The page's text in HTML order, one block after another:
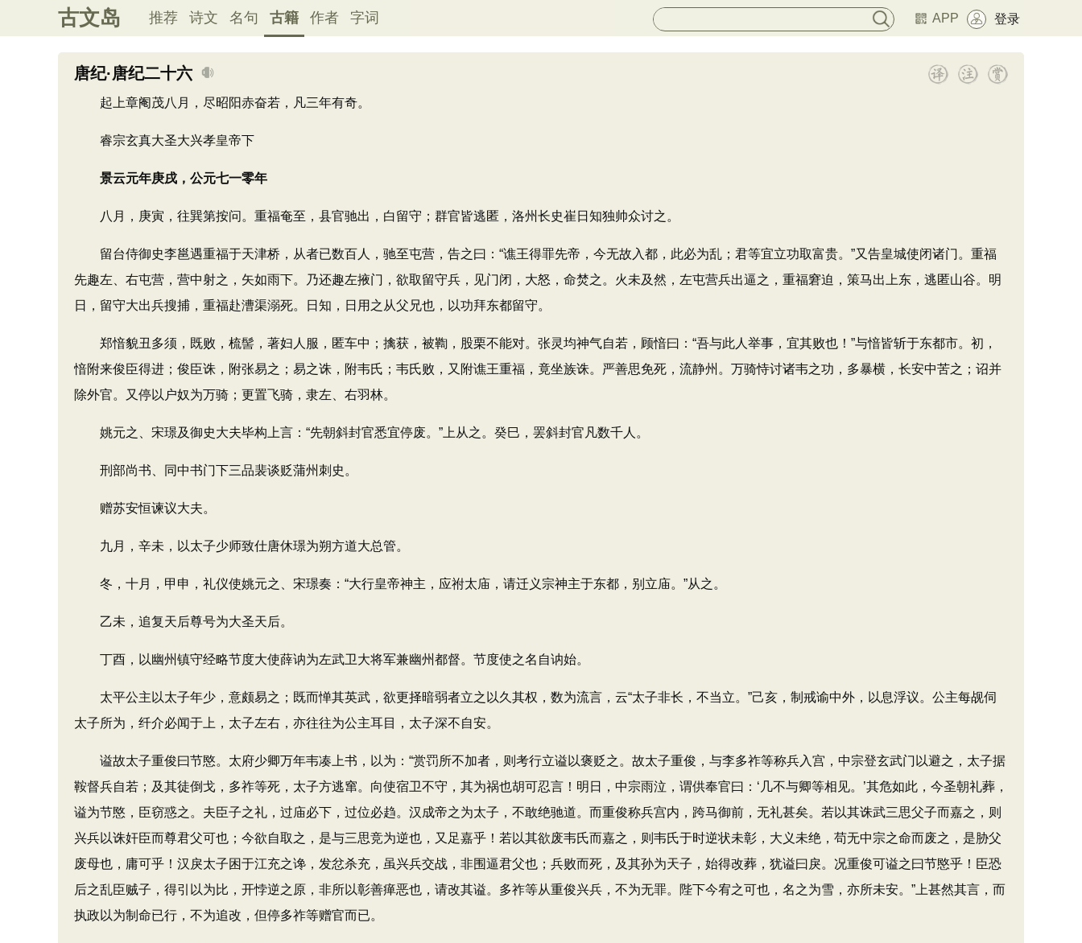
古文岛 推荐 诗文 名句 古籍 作者 字词 APP 登录
唐纪·唐纪二十六
起上章阉茂八月，尽昭阳赤奋若，凡三年有奇。
睿宗玄真大圣大兴孝皇帝下
景云元年庚戌，公元七一零年
八月，庚寅，往巽第按问。重福奄至，县官驰出，白留守；群官皆逃匿，洛州长史崔日知独帅众讨之。
留台侍御史李邕遇重福于天津桥，从者已数百人，驰至屯营，告之曰：“谯王得罪先帝，今无故入都，此必为乱；君等宜立功取富贵。”又告皇城使闭诸门。重福
先趣左、右屯营，营中射之，矢如雨下。乃还趣左掖门，欲取留守兵，见门闭，大怒，命焚之。火未及然，左屯营兵出逼之，重福窘迫，策马出上东，逃匿山谷。明
日，留守大出兵搜捕，重福赴漕渠溺死。日知，日用之从父兄也，以功拜东都留守。
郑愔貌丑多须，既败，梳髻，著妇人服，匿车中；擒获，被鞫，股栗不能对。张灵均神气自若，顾愔曰：“吾与此人举事，宜其败也！”与愔皆斩于东都市。初，
愔附来俊臣得进；俊臣诛，附张易之；易之诛，附韦氏；韦氏败，又附谯王重福，竟坐族诛。严善思免死，流静州。万骑恃讨诸韦之功，多暴横，长安中苦之；诏并
除外官。又停以户奴为万骑；更置飞骑，隶左、右羽林。
姚元之、宋璟及御史大夫毕构上言：“先朝斜封官悉宜停废。”上从之。癸巳，罢斜封官凡数千人。
刑部尚书、同中书门下三品裴谈贬蒲州刺史。
赠苏安恒谏议大夫。
九月，辛未，以太子少师致仕唐休璟为朔方道大总管。
冬，十月，甲申，礼仪使姚元之、宋璟奏：“大行皇帝神主，应祔太庙，请迁义宗神主于东都，别立庙。”从之。
乙未，追复天后尊号为大圣天后。
丁酉，以幽州镇守经略节度大使薛讷为左武卫大将军兼幽州都督。节度使之名自讷始。
太平公主以太子年少，意颇易之；既而惮其英武，欲更择暗弱者立之以久其权，数为流言，云“太子非长，不当立。”己亥，制戒谕中外，以息浮议。公主每觇伺
太子所为，纤介必闻于上，太子左右，亦往往为公主耳目，太子深不自安。
谥故太子重俊曰节愍。太府少卿万年韦凑上书，以为：“赏罚所不加者，则考行立谥以褒贬之。故太子重俊，与李多祚等称兵入宫，中宗登玄武门以避之，太子据
鞍督兵自若；及其徒倒戈，多祚等死，太子方逃窜。向使宿卫不守，其为祸也胡可忍言！明日，中宗雨泣，谓供奉官曰：‘几不与卿等相见。’其危如此，今圣朝礼葬，
谥为节愍，臣窃惑之。夫臣子之礼，过庙必下，过位必趋。汉成帝之为太子，不敢绝驰道。而重俊称兵宫内，跨马御前，无礼甚矣。若以其诛武三思父子而嘉之，则
兴兵以诛奸臣而尊君父可也；今欲自取之，是与三思竞为逆也，又足嘉乎！若以其欲废韦氏而嘉之，则韦氏于时逆状未彰，大义未绝，苟无中宗之命而废之，是胁父
废母也，庸可乎！汉戾太子困于江充之谗，发忿杀充，虽兴兵交战，非围逼君父也；兵败而死，及其孙为天子，始得改葬，犹谥曰戾。况重俊可谥之曰节愍乎！臣恐
后之乱臣贼子，得引以为比，开悖逆之原，非所以彰善瘅恶也，请改其谥。多祚等从重俊兴兵，不为无罪。陛下今宥之可也，名之为雪，亦所未安。”上甚然其言，而
执政以为制命已行，不为追改，但停多祚等赠官而已。